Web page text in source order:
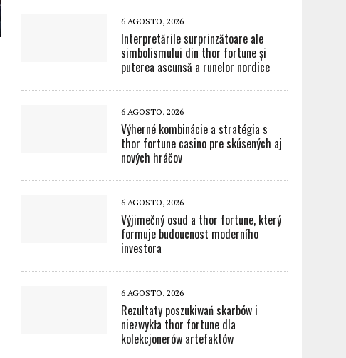
6 AGOSTO, 2026
Interpretările surprinzătoare ale
simbolismului din thor fortune și
puterea ascunsă a runelor nordice
6 AGOSTO, 2026
Výherné kombinácie a stratégia s
thor fortune casino pre skúsených aj
nových hráčov
6 AGOSTO, 2026
Výjimečný osud a thor fortune, který
formuje budoucnost moderního
investora
6 AGOSTO, 2026
Rezultaty poszukiwań skarbów i
niezwykła thor fortune dla
kolekcjonerów artefaktów